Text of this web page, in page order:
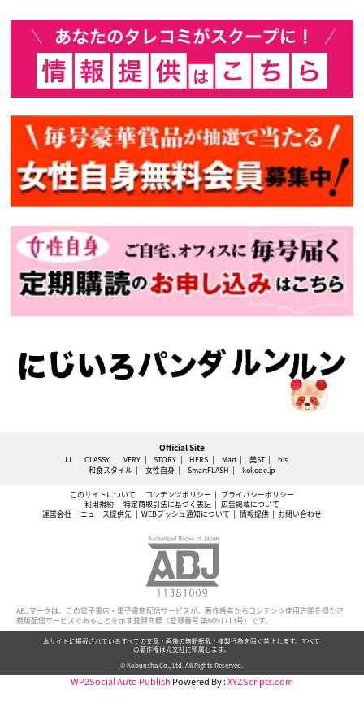
Official Site
JJ CLASSY. VERY STORY HERS Mart 美ST
bis
和食スタイル
女性自身 SmartFLASH kokode.jp
このサイトについて コンテンツポリシー
プライバシーポリシー
利用規約
特定商取引法に基づく表記
広告掲載について
運営会社
ニュース提供先 WEBプッシュ通知について 情報提供 お問い合わせ
ABJマークは、この電子書店・電子書籍配信サービスが、著作権者からコンテンツ使用許諾を得た正
規版配信サービスであることを示す登録商標（登録番号 第6091713号）です。
本サイトに掲載されているすべての文章・画像の無断転載・複製行為を固く禁止します。すべて
の著作権は光文社に帰属します。
© Kobunsha Co., Ltd. All Rights Reserved.
WP2Social Auto Publish Powered By :XYZScripts.com